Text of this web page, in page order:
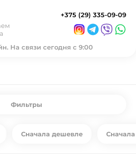
+375 (29) 335-09-09
На связи сегодня с 9:00
Фильтры
Сначала дешевле